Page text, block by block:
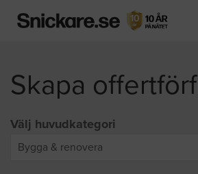
Skapa
Välj huvudkategori